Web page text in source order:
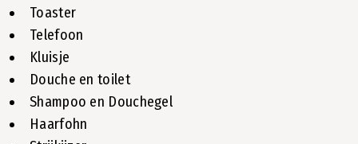
Toaster
Telefoon
Kluisje
Douche en toilet
Shampoo en Douchegel
Haarfohn